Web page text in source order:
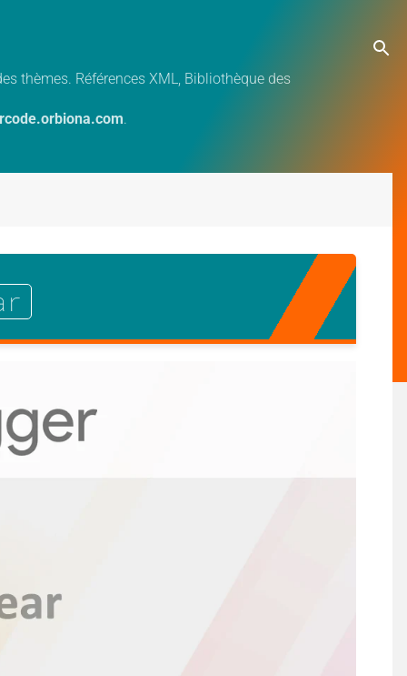
thèmes. Références XML, Bibliothèque des
.